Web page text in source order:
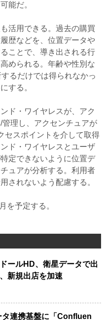
能だ。
活用できる。過去の購買
歴などを、位置データや
ことで、導き出される行
められる。年齢や性別な
るだけでは得られなかっ
する。
ド・ワイヤレスが、アク
理し、アクセンチュアが
セスポイントを介して取得
ド・ワイヤレスとユーザ
定できないように位置デ
ュアが分析する。利用者
されないよう配慮する。
を予定する。
ールHD、衛星データで出
新規出店を加速
連携基盤に「Confluen